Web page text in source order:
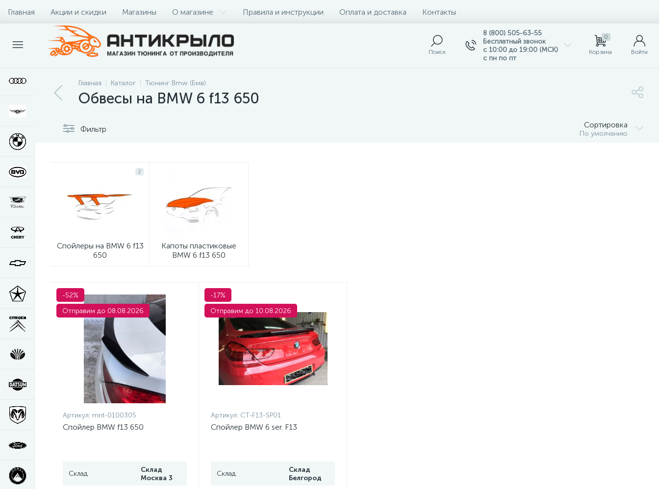
Главная Акции и скидки Магазины О магазине Правила и инструкции Оплата и доставка Контакты
Поиск
8 (800) 505-63-55
Бесплатный звонок
с 10:00 до 19:00 (МСК)
с пн по пт
0
Корзина Войти
Главная Каталог Тюнинг Bmw (Бмв)
Обвесы на BMW 6 f13 650
Фильтр Сортировка
По умолчанию
2
Спойлеры на BMW 6 f13
650
Капоты пластиковые
BMW 6 f13 650
-52%
Отправим до 08.08.2026
Артикул: mnt-0100305
Спойлер BMW f13 650
Склад
Склад
Москва 3
-17%
Отправим до 10.08.2026
Артикул: CT-F13-SP01
Спойлер BMW 6 ser. F13
Склад
Склад
Белгород